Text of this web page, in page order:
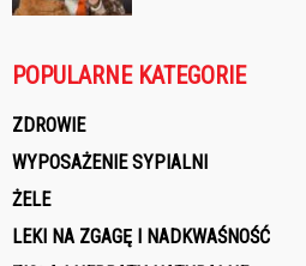
POPULARNE KATEGORIE
ZDROWIE
WYPOSAŻENIE SYPIALNI
ŻELE
LEKI NA ZGAGĘ I NADKWAŚNOŚĆ